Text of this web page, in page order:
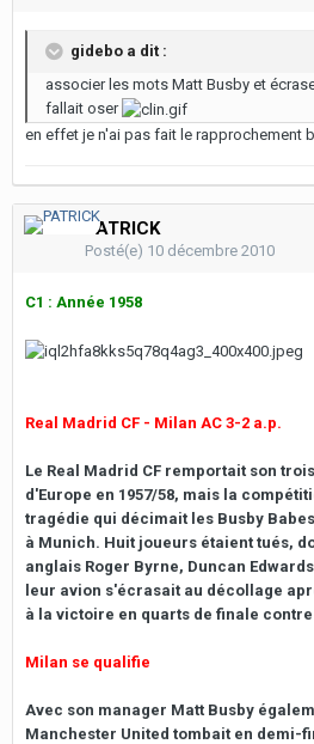
gidebo a dit :
associer les mots Matt Busby et
fallait oser
en effet je n'ai pas fait le rapprochement
PATRICK
Posté(e) 10 décembre 2010
C1 : Année 1958
Real Madrid CF - Milan AC 3-2 a.p.
Le Real Madrid CF remportait son
d'Europe en 1957/58, mais la
tragédie qui décimait les Busby
à Munich. Huit joueurs étaient tués,
anglais Roger Byrne, Duncan
leur avion s'écrasait au décollage
à la victoire en quarts de finale contre
Milan se qualifie
Avec son manager Matt Busby
Manchester United tombait en demi-